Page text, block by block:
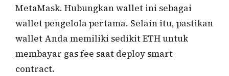
MetaMask. Hubungkan wallet ini sebagai
wallet pengelola pertama. Selain itu, pastikan
wallet Anda memiliki sedikit ETH untuk
membayar gas fee saat deploy smart
contract.